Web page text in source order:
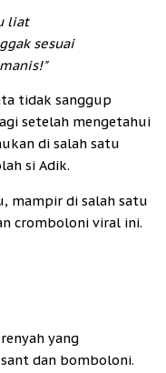
liat
sesuai
tidak sanggup
setelah mengetahui
di salah satu
si Adik.
mampir di salah satu
cromboloni viral ini.
renyah yang
dan bomboloni.